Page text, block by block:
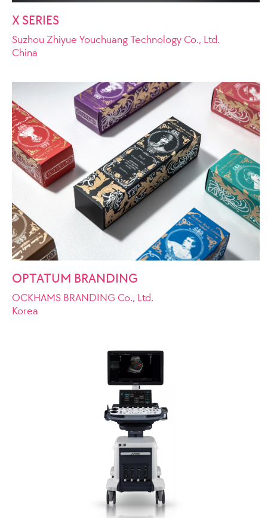
X SERIES
Suzhou Zhiyue Youchuang Technology Co., Ltd.
China
OPTATUM BRANDING
OCKHAMS BRANDING Co., Ltd.
Korea